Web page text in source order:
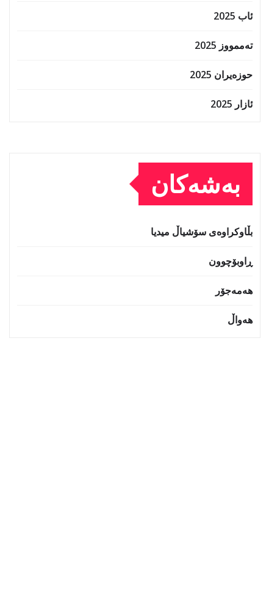
ئاب 2025
تەممووز 2025
حوزه‌یران 2025
ئازار 2025
بەشەکان
بڵاوکراوەی سۆشیاڵ میدیا
ڕاوبۆچوون
هەمەجۆر
هەواڵ